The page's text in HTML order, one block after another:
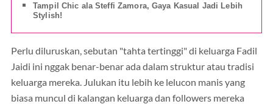
Tampil Chic ala Steffi Zamora, Gaya Kasual Jadi Lebih
Stylish!
Perlu diluruskan, sebutan "tahta tertinggi" di keluarga Fadil
Jaidi ini nggak benar-benar ada dalam struktur atau tradisi
keluarga mereka. Julukan itu lebih ke lelucon manis yang
biasa muncul di kalangan keluarga dan followers mereka